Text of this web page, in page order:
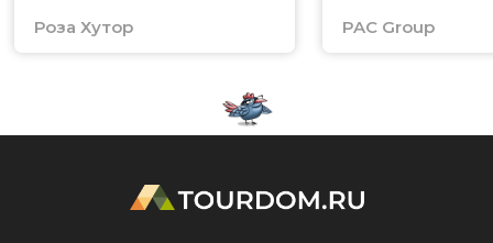
Роза Хутор PAC Group